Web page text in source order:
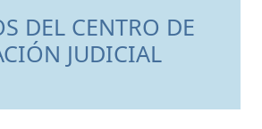
DEL CENTRO DE
JUDICIAL